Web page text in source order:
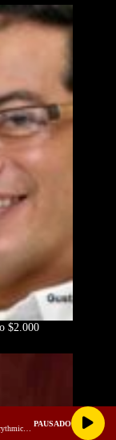
$2.000
Dance Hits 1985 - Feat. Opus, Baltimora, Thompson Twins, Eurythmics, Katrina & the Waves more!
PAUSADO